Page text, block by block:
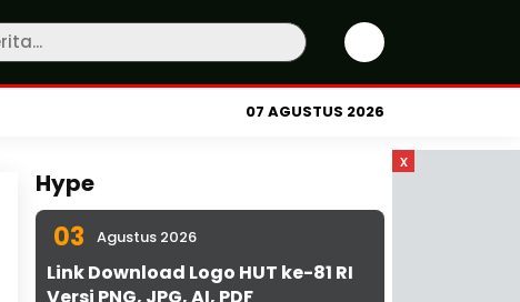
07 AGUSTUS 2026
x
Hype
03 Agustus 2026
Link Download Logo HUT ke-81 RI